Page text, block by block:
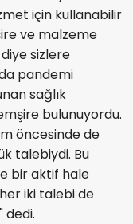
için kullanabilir
ve malzeme
sizlere
pandemi
sağlık
bulunuyordu.
öncesinde de
talebiydi. Bu
bir aktif hale
iki talebi de
dedi.